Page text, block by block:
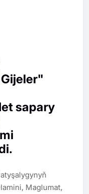
sapary
Maglumat,